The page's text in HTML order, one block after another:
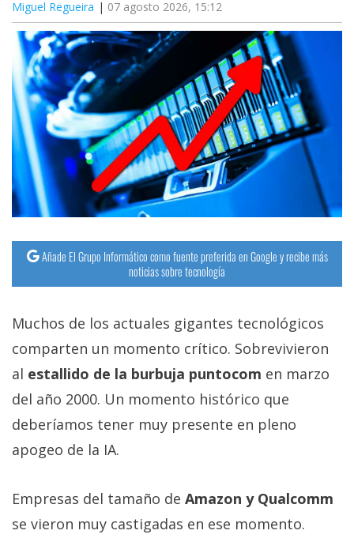
Miguel Regueira 07 agosto 2026, 15:12
Añade El Grupo Informático como fuente preferida en Google y recibe más
noticias sobre tecnología
Muchos de los actuales gigantes tecnológicos
comparten un momento crítico. Sobrevivieron
al estallido de la burbuja puntocom en marzo
del año 2000. Un momento histórico que
deberíamos tener muy presente en pleno
apogeo de la IA.
Empresas del tamaño de Amazon y Qualcomm
se vieron muy castigadas en ese momento.